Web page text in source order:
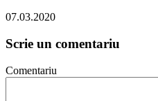
07.03.2020
Scrie un comentariu
Comentariu